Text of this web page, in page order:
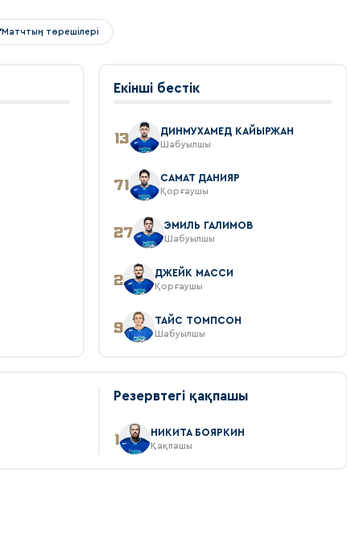
Матчтың төрешілері
Екінші бестік
13 ДИНМУХАМЕД КАЙЫРЖАН
Шабуылшы
71 САМАТ ДАНИЯР
Қорғаушы
27 ЭМИЛЬ ГАЛИМОВ
Шабуылшы
2 ДЖЕЙК МАССИ
Қорғаушы
9 ТАЙС ТОМПСОН
Шабуылшы
Резервтегі қақпашы
1 НИКИТА БОЯРКИН
Қақпашы